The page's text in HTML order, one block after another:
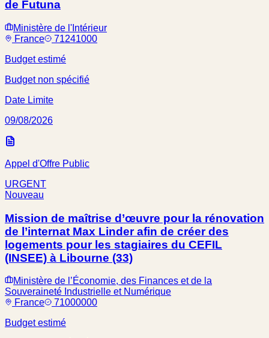
de Futuna
Ministère de l'Intérieur
France
71241000
Budget estimé
Budget non spécifié
Date Limite
09/08/2026
Appel d'Offre Public
URGENT
Nouveau
Mission de maîtrise d’œuvre pour la rénovation
de l’internat Max Linder afin de créer des
logements pour les stagiaires du CEFIL
(INSEE) à Libourne (33)
Ministère de l’Économie, des Finances et de la
Souveraineté Industrielle et Numérique
France
71000000
Budget estimé